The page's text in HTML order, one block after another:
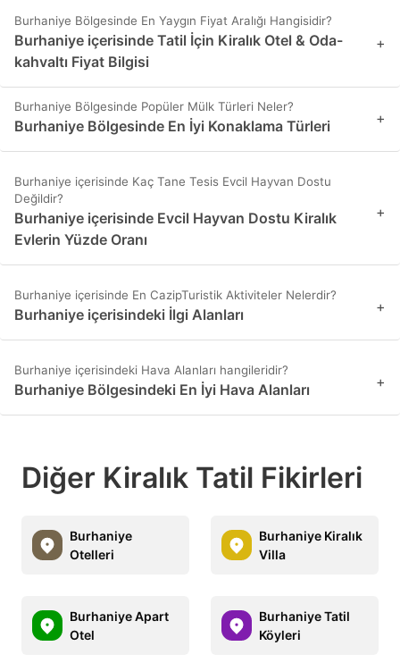
Burhaniye Bölgesinde En Yaygın Fiyat Aralığı Hangisidir?
Burhaniye içerisinde Tatil İçin Kiralık Otel & Oda-
kahvaltı Fiyat Bilgisi
+
Burhaniye Bölgesinde Popüler Mülk Türleri Neler?
Burhaniye Bölgesinde En İyi Konaklama Türleri +
Burhaniye içerisinde Kaç Tane Tesis Evcil Hayvan Dostu
Değildir?
Burhaniye içerisinde Evcil Hayvan Dostu Kiralık
Evlerin Yüzde Oranı
+
Burhaniye içerisinde En CazipTuristik Aktiviteler Nelerdir?
Burhaniye içerisindeki İlgi Alanları +
Burhaniye içerisindeki Hava Alanları hangileridir?
Burhaniye Bölgesindeki En İyi Hava Alanları +
Diğer Kiralık Tatil Fikirleri
Burhaniye
Otelleri
Burhaniye Kiralık
Villa
Burhaniye Apart
Otel
Burhaniye Tatil
Köyleri